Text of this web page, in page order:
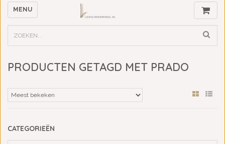
MENU
PRODUCTEN GETAGD MET PRADO
CATEGORIEËN